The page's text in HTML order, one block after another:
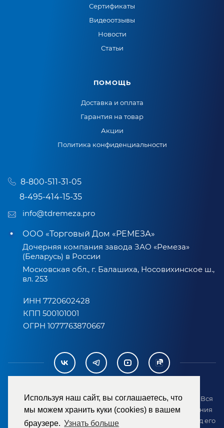
Используя наш сайт, вы соглашаетесь, что
мы можем хранить куки (cookies) в вашем
браузере. Узнать больше
Сертификаты
Видеоотзывы
Новости
Статьи
ПОМОЩЬ
Доставка и оплата
Гарантия на товар
Акции
Политика конфиденциальности
8-800-511-31-05
8-495-414-15-35
info@tdremeza.pro
ООО «Торговый Дом «РЕМЕЗА»
Дочерняя компания завода ЗАО «Ремеза»
(Беларусь) в России
Московская обл., г. Балашиха, Носовихинское ш.,
вл. 253
ИНН 7720602428
КПП 500101001
ОГРН 1077763870667
2007-2026 © ООО «ТД «РЕМЕЗА». Все права защищены. Вся
информация на сайте размещена в целях предоставления
возможности покупателю ознакомиться с товаром перед его